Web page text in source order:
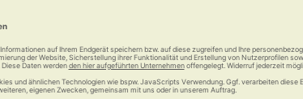
.
immer alle gewünschten Produkte verfügbar
Ihr Wunschartikel spätestens innerhalb von
Hause geliefert werden kann.